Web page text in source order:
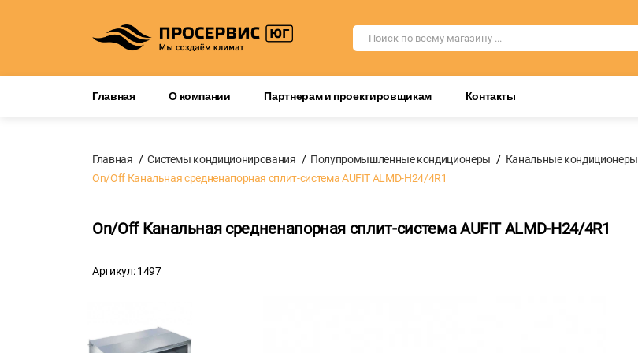
Главная О компании Партнерам и проектировщикам Контакты
Главная Системы кондиционирования Полупромышленные кондиционеры
Канальные кондиционеры
On/Off Канальная средненапорная сплит-система AUFIT ALMD-H24/4R1
On/Off Канальная средненапорная сплит-система AUFIT ALMD-H24/4R1
Артикул: 1497